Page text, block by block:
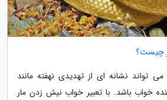
چیست؟
تواند نشانه ای از تهدیدی نهفته مانند
خواب باشد. با تعبیر خواب نیش زدن مار